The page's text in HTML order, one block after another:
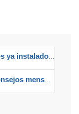
ya instalados!
mensuales